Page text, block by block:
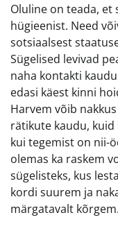
Oluline on teada, et
hügieenist. Need
sotsiaalsest
Sügelised levivad
naha kontakti
edasi käest kinni
Harvem võib
rätikute kaudu, kuid
kui tegemist on nii-
olemas ka raskem
sügelisteks, kus
kordi suurem ja
märgatavalt kõrgem.